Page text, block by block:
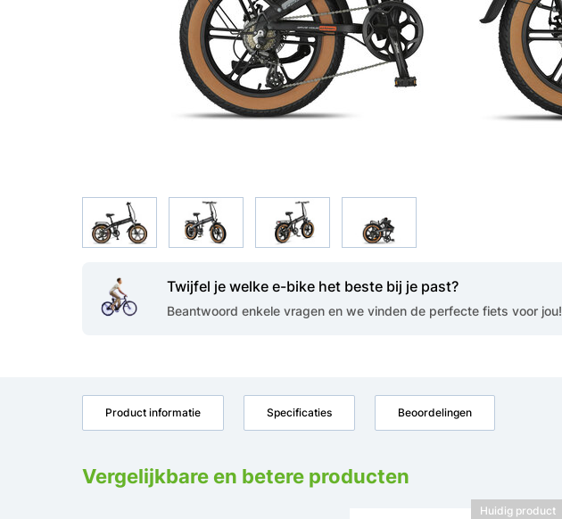
Twijfel je welke e-bike het beste bij je past?
Beantwoord enkele vragen en we vinden de perfecte fiets voor jou!
Product informatie Specificaties Beoordelingen
Vergelijkbare en betere producten
Huidig product